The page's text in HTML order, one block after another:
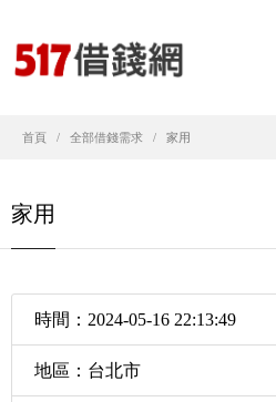
首頁 全部借錢需求 家用
家用
時間：2024-05-16 22:13:49
地區：台北市